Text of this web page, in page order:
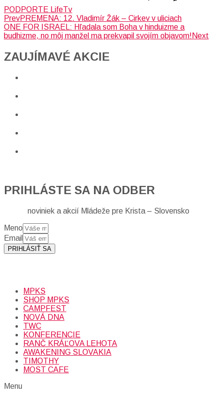
PODPORTE LifeTv
PrevPREMENA: 12. Vladimír Žák – Cirkev v uliciach
ONE FOR ISRAEL: Hľadala som Boha v hinduizme a
budhizme, no môj manžel ma prekvapil svojím objavom! Next
ZAUJÍMAVÉ AKCIE​
PRIHLÁSTE SA NA ODBER
noviniek a akcií Mládeže pre Krista – Slovensko
Meno
Email
PRIHLÁSIŤ SA
MPKS
SHOP MPKS
CAMPFEST
NOVÁ DNA
TWC
KONFERENCIE
RANČ KRÁĽOVA LEHOTA
AWAKENING SLOVAKIA
TIMOTHY
MOST CAFE
Menu